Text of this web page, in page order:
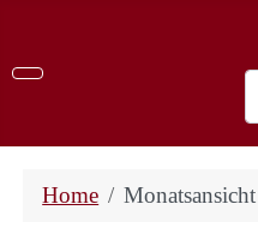
Home Monatsansicht